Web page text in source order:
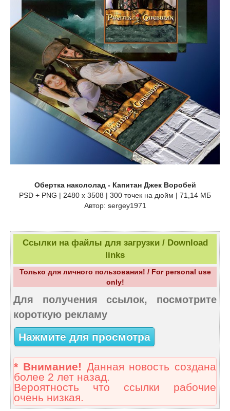
Обертка накололад - Капитан Джек Воробей
PSD + PNG | 2480 x 3508 | 300 точек на дюйм | 71,14 МБ
Автор: sergey1971
Ссылки на файлы для загрузки / Download
links
Только для личного пользования! / For personal use
only!
Для получения ссылок, посмотрите
короткую рекламу
Нажмите для просмотра
* Внимание! Данная новость создана
более 2 лет назад.
Вероятность что ссылки рабочие
очень низкая.